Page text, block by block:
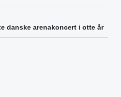
danske arenakoncert i otte år